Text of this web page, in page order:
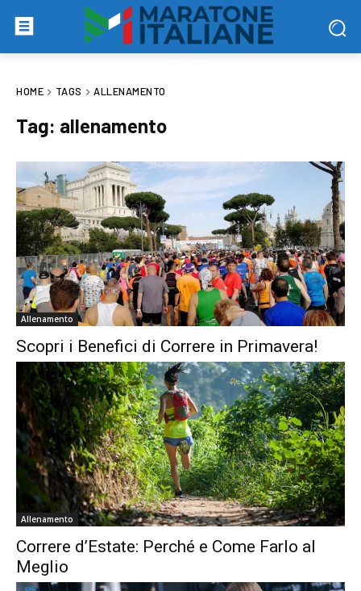
HOME TAGS ALLENAMENTO
Tag: allenamento
Allenamento
Scopri i Benefici di Correre in Primavera!
Allenamento
Correre d’Estate: Perché e Come Farlo al
Meglio